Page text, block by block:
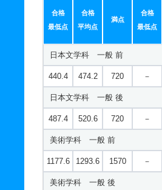
合格
最低点
合格
平均点
満点
合格
最低点
日本文学科 一般 前
440.4 474.2 720 －
日本文学科 一般 後
487.4 520.6 720 －
美術学科 一般 前
1177.6 1293.6 1570 －
美術学科 一般 後